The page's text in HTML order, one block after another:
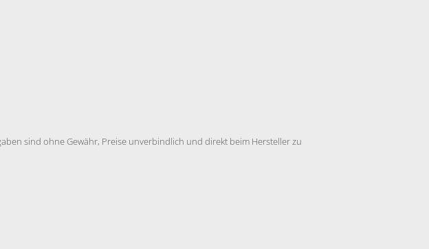
sind ohne Gewähr, Preise unverbindlich und direkt beim Hersteller zu